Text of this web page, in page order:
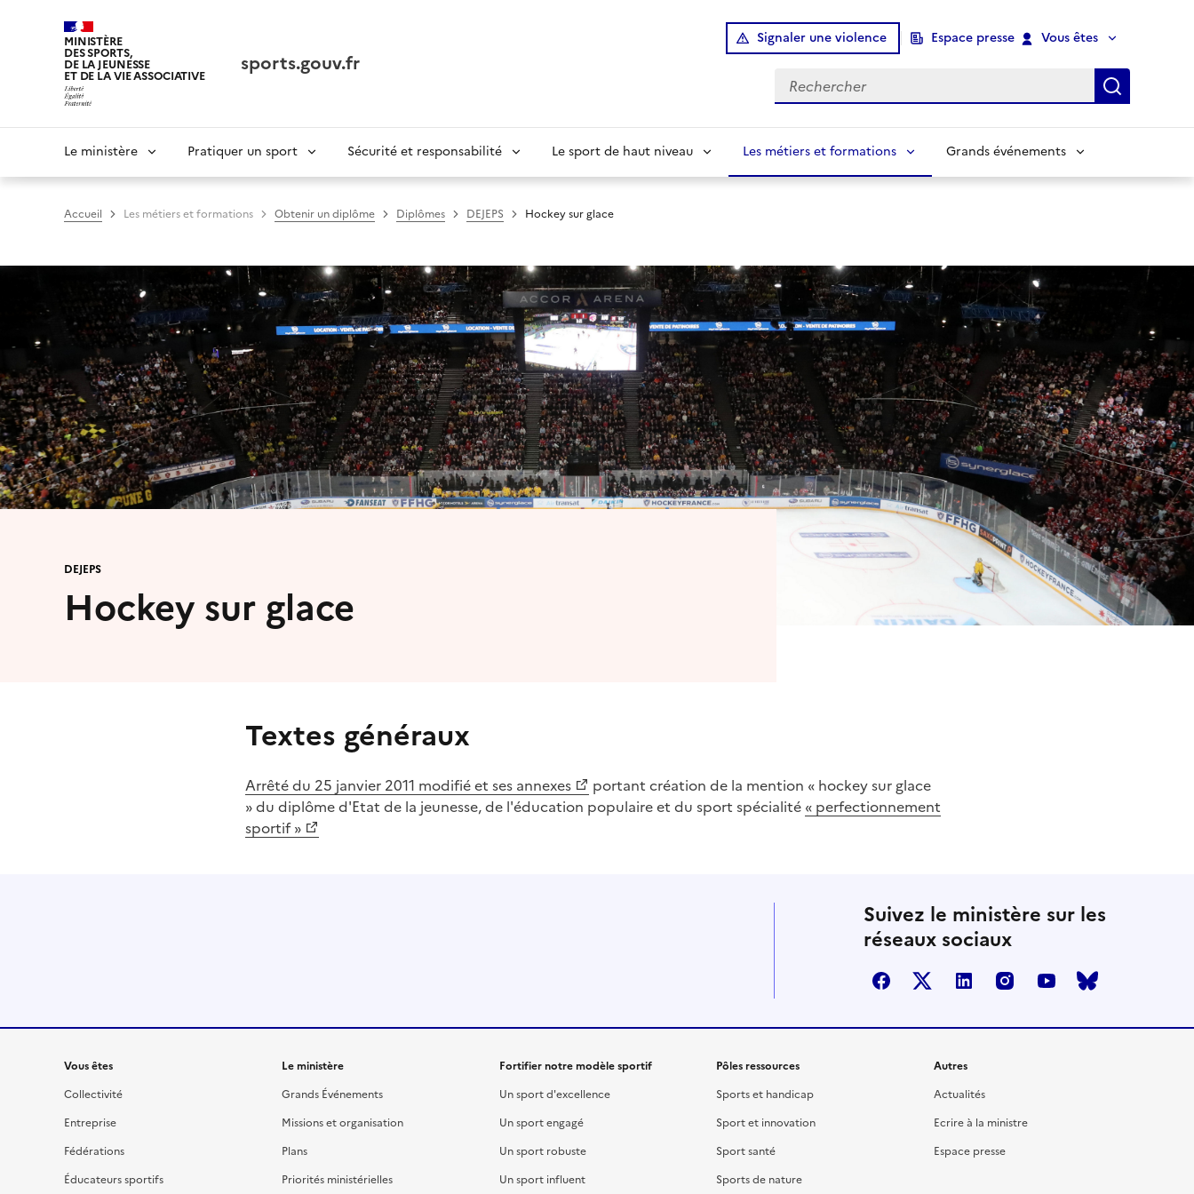
MINISTÈRE
DES SPORTS,
DE LA JEUNESSE
ET DE LA VIE ASSOCIATIVE sports.gouv.fr
Signaler une violence Espace presse Vous êtes
Rechercher
Navigation
principale
Le ministère Pratiquer un sport Sécurité et responsabilité Le sport de haut niveau Les métiers et formations Grands événements
Accueil Les métiers et formations Obtenir un diplôme Diplômes DEJEPS Hockey sur glace
DEJEPS
Hockey sur glace
Textes généraux
Arrêté du 25 janvier 2011 modifié et ses annexes
portant création de la mention « hockey sur glace
» du diplôme d'Etat de la jeunesse, de l'éducation populaire et du sport spécialité « perfectionnement
sportif »
Suivez le ministère sur les
réseaux sociaux
facebooktwitter linkedin instagramyoutube
LiensVous êtes
Collectivité
Entreprise
Fédérations
Éducateurs sportifs
Le ministère
Grands Événements
Missions et organisation
Plans
Priorités ministérielles
Fortifier notre modèle sportif
Un sport d'excellence
Un sport engagé
Un sport robuste
Un sport influent
Pôles ressources
Sports et handicap
Sport et innovation
Sport santé
Sports de nature
Autres
Actualités
Ecrire à la ministre
Espace presse